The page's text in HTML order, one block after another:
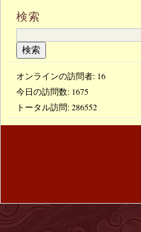
検索
オンラインの訪問者: 16
今日の訪問数: 1675
トータル訪問:286552